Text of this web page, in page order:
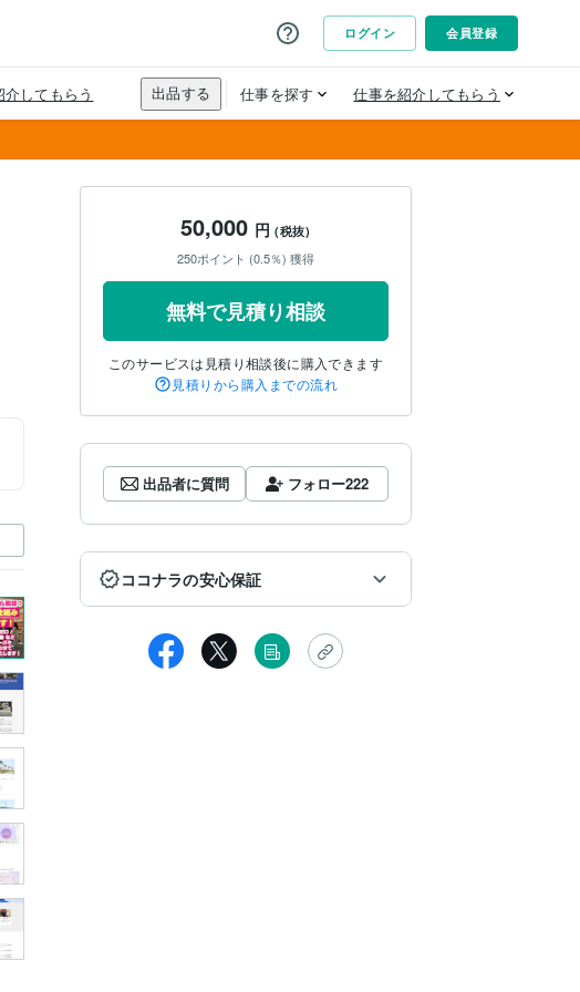
50,000 円(税抜)
250ポイント (0.5％) 獲得
無料で見積り相談
このサービスは見積り相談後に購入できます
見積りから購入までの流れ
出品者に質問 フォロー222
ココナラの安心保証